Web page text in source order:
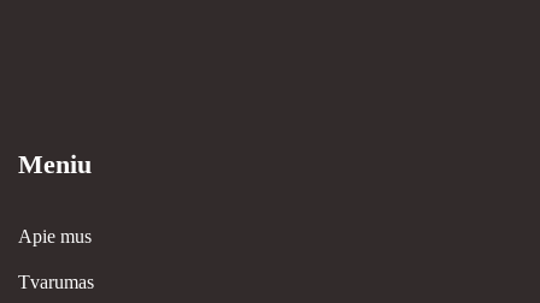
Meniu
Apie mus
Tvarumas